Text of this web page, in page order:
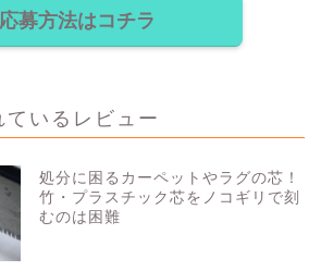
応募方法はコチラ
ているレビュー
処分に困るカーペットやラグの芯！
竹・プラスチック芯をノコギリで刻
むのは困難